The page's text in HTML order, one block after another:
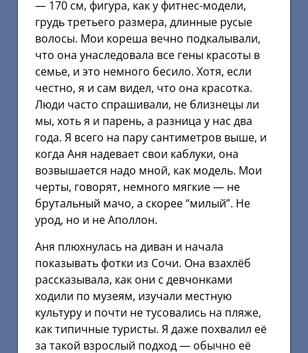
— 170 см, фигура, как у фитнес-модели,
грудь третьего размера, длинные русые
волосы. Мои кореша вечно подкалывали,
что она унаследовала все гены красоты в
семье, и это немного бесило. Хотя, если
честно, я и сам видел, что она красотка.
Люди часто спрашивали, не близнецы ли
мы, хоть я и парень, а разница у нас два
года. Я всего на пару сантиметров выше, и
когда Аня надевает свои каблуки, она
возвышается надо мной, как модель. Мои
черты, говорят, немного мягкие — не
брутальный мачо, а скорее “милый”. Не
урод, но и не Аполлон.
Аня плюхнулась на диван и начала
показывать фотки из Сочи. Она взахлёб
рассказывала, как они с девчонками
ходили по музеям, изучали местную
культуру и почти не тусовались на пляже,
как типичные туристы. Я даже похвалил её
за такой взрослый подход — обычно её